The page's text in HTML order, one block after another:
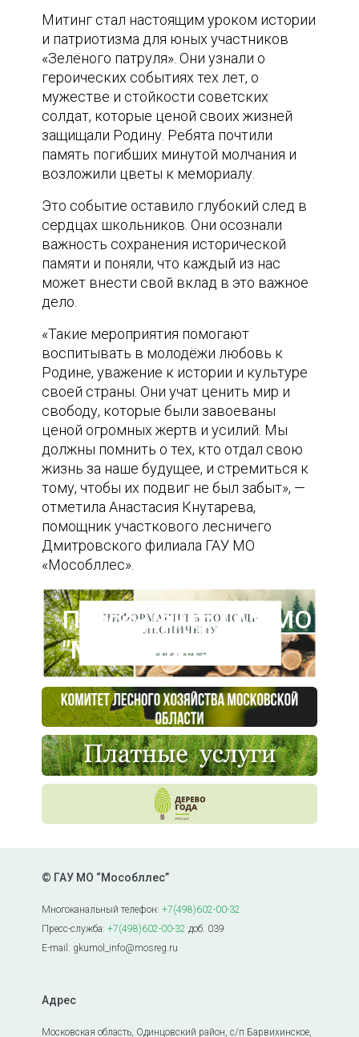
Митинг стал настоящим уроком истории
и патриотизма для юных участников
«Зелёного патруля». Они узнали о
героических событиях тех лет, о
мужестве и стойкости советских
солдат, которые ценой своих жизней
защищали Родину. Ребята почтили
память погибших минутой молчания и
возложили цветы к мемориалу.
Это событие оставило глубокий след в
сердцах школьников. Они осознали
важность сохранения исторической
памяти и поняли, что каждый из нас
может внести свой вклад в это важное
дело.
«Такие мероприятия помогают
воспитывать в молодёжи любовь к
Родине, уважение к истории и культуре
своей страны. Они учат ценить мир и
свободу, которые были завоеваны
ценой огромных жертв и усилий. Мы
должны помнить о тех, кто отдал свою
жизнь за наше будущее, и стремиться к
тому, чтобы их подвиг не был забыт», —
отметила Анастасия Кнутарева,
помощник участкового лесничего
Дмитровского филиала ГАУ МО
«Мособллес».
Пресс-центр ГАУ МО
"Мособллес"
© ГАУ МО “Мособллес”
Многоканальный телефон:+7(498)602-00-32
Пресс-служба:+7(498)602-00-32 доб. 039
E-mail: gkumol_info@mosreg.ru
Адрес
Московская область, Одинцовский район, с/п Барвихинское,